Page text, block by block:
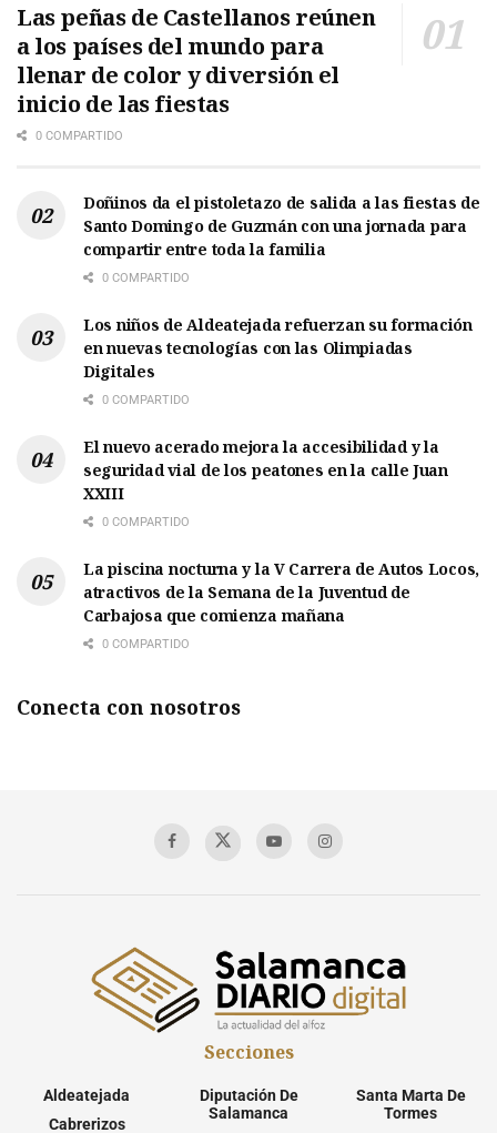
Las peñas de Castellanos reúnen
a los países del mundo para
llenar de color y diversión el
inicio de las fiestas
0 COMPARTIDO
Doñinos da el pistoletazo de salida a las fiestas de
Santo Domingo de Guzmán con una jornada para
compartir entre toda la familia
0 COMPARTIDO
Los niños de Aldeatejada refuerzan su formación
en nuevas tecnologías con las Olimpiadas
Digitales
0 COMPARTIDO
El nuevo acerado mejora la accesibilidad y la
seguridad vial de los peatones en la calle Juan
XXIII
0 COMPARTIDO
La piscina nocturna y la V Carrera de Autos Locos,
atractivos de la Semana de la Juventud de
Carbajosa que comienza mañana
0 COMPARTIDO
Conecta con nosotros
Secciones
Aldeatejada
Cabrerizos
Diputación De
Salamanca
Santa Marta De
Tormes